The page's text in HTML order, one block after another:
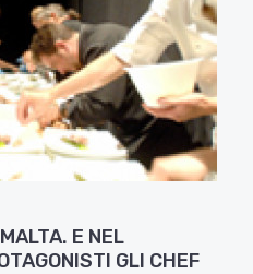
E NEL
GLI CHEF